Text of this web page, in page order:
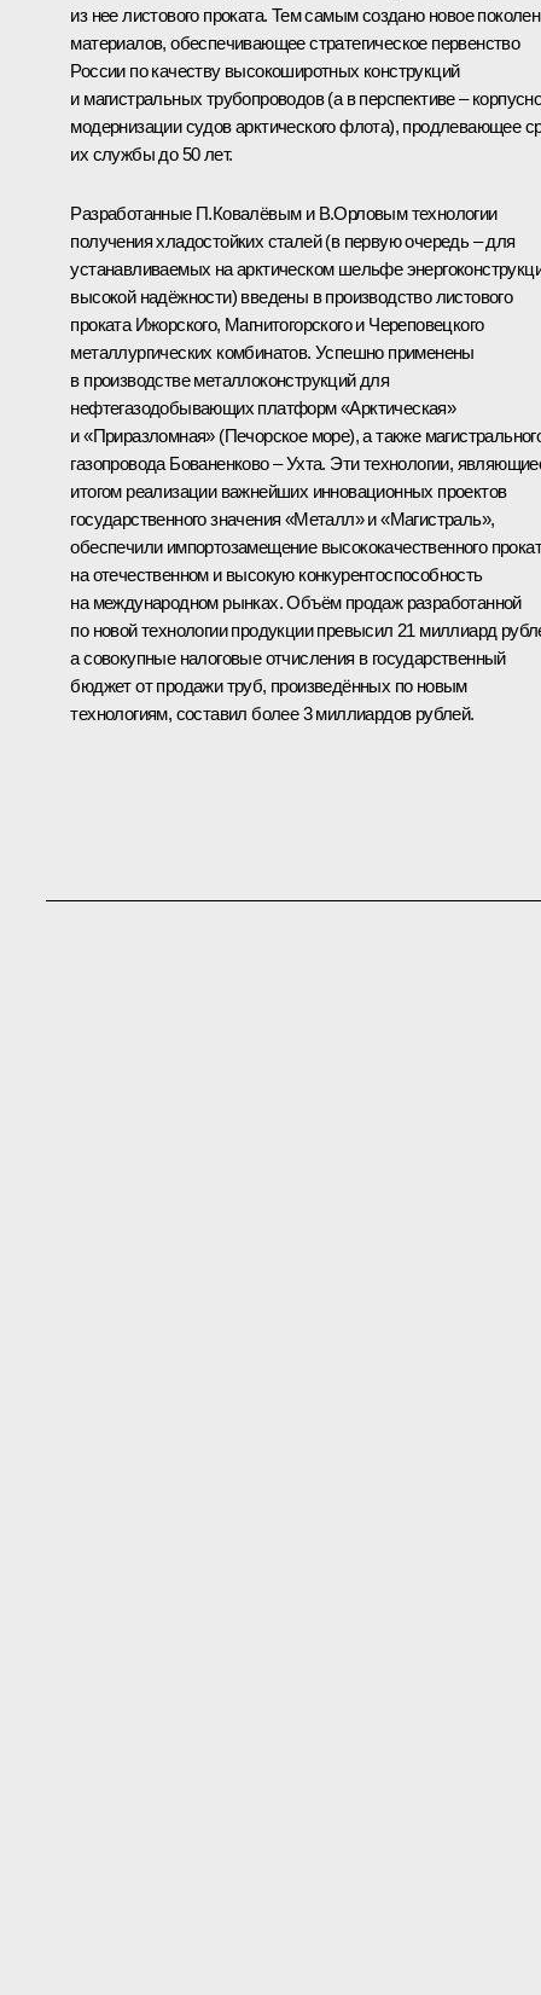
из нее листового проката. Тем самым создано новое
материалов, обеспечивающее стратегическое первенство
России по качеству высокоширотных конструкций
и магистральных трубопроводов (а в перспективе –
модернизации судов арктического флота), продлевающее
их службы до 50 лет.
Разработанные П.Ковалёвым и В.Орловым технологии
получения хладостойких сталей (в первую очередь – для
устанавливаемых на арктическом шельфе
высокой надёжности) введены в производство листового
проката Ижорского, Магнитогорского и Череповецкого
металлургических комбинатов. Успешно применены
в производстве металлоконструкций для
нефтегазодобывающих платформ «Арктическая»
и «Приразломная» (Печорское море), а также
газопровода Бованенково – Ухта. Эти технологии,
итогом реализации важнейших инновационных проектов
государственного значения «Металл» и «Магистраль»,
обеспечили импортозамещение высококачественного
на отечественном и высокую конкурентоспособность
на международном рынках. Объём продаж разработанной
по новой технологии продукции превысил 21 миллиард
а совокупные налоговые отчисления в государственный
бюджет от продажи труб, произведённых по новым
технологиям, составил более 3 миллиардов рублей.